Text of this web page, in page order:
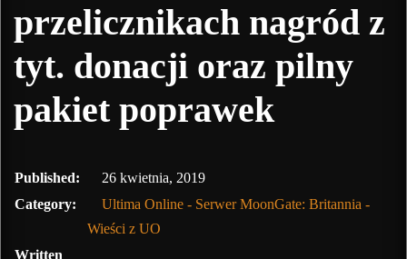
przelicznikach nagród z
tyt. donacji oraz pilny
pakiet poprawek
10 lutego, 2020
Published:
26 kwietnia, 2019
Category:
Ultima Online - Serwer MoonGate: Britannia -
Wieści z UO
Written